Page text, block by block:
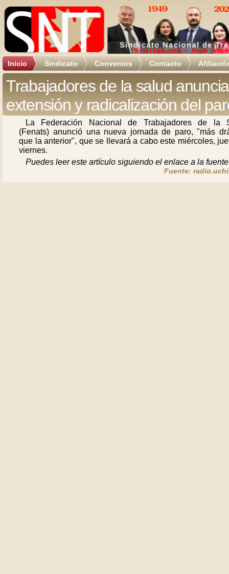
Inicio Sindicato Convenios Contacto
Trabajadores de la salud
extensión y radicalización del
La Federación Nacional de Trabajadores de la
(Fenats) anunció una nueva jornada de paro, "más
que la anterior", que se llevará a cabo este miércoles,
viernes.
Puedes leer este artículo siguiendo el enlace a la
Fuente: